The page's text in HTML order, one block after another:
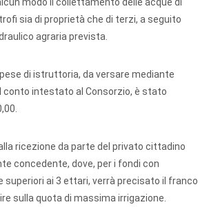
sia di proprietà che di terzi, a seguito
agraria prevista.
di istruttoria, da versare mediante
conto intestato al Consorzio, è stato
ricezione da parte del privato cittadino
concedente, dove, per i fondi con
ai 3 ettari, verrà precisato il franco
sulla quota di massima irrigazione.